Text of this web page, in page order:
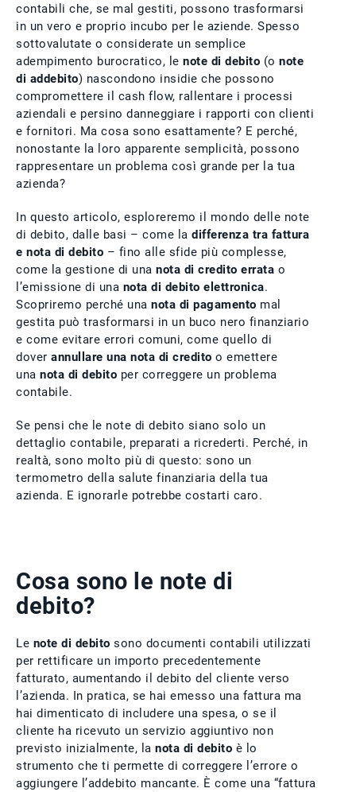
contabili che, se mal gestiti, possono trasformarsi
in un vero e proprio incubo per le aziende. Spesso
sottovalutate o considerate un semplice
adempimento burocratico, le note di debito (o note
di addebito) nascondono insidie che possono
compromettere il cash flow, rallentare i processi
aziendali e persino danneggiare i rapporti con clienti
e fornitori. Ma cosa sono esattamente? E perché,
nonostante la loro apparente semplicità, possono
rappresentare un problema così grande per la tua
azienda?
In questo articolo, esploreremo il mondo delle note
di debito, dalle basi – come la differenza tra fattura
e nota di debito – fino alle sfide più complesse,
come la gestione di una nota di credito errata o
l’emissione di una nota di debito elettronica.
Scopriremo perché una nota di pagamento mal
gestita può trasformarsi in un buco nero finanziario
e come evitare errori comuni, come quello di
dover annullare una nota di credito o emettere
una nota di debito per correggere un problema
contabile.
Se pensi che le note di debito siano solo un
dettaglio contabile, preparati a ricrederti. Perché, in
realtà, sono molto più di questo: sono un
termometro della salute finanziaria della tua
azienda. E ignorarle potrebbe costarti caro.
Cosa sono le note di
debito?
Le note di debito sono documenti contabili utilizzati
per rettificare un importo precedentemente
fatturato, aumentando il debito del cliente verso
l’azienda. In pratica, se hai emesso una fattura ma
hai dimenticato di includere una spesa, o se il
cliente ha ricevuto un servizio aggiuntivo non
previsto inizialmente, la nota di debito è lo
strumento che ti permette di correggere l’errore o
aggiungere l’addebito mancante. È come una “fattura